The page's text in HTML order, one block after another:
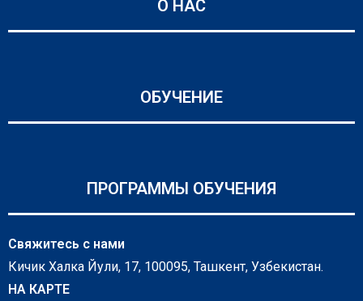
О НАС
ОБУЧЕНИЕ
ПРОГРАММЫ ОБУЧЕНИЯ
Свяжитесь с нами
Кичик Халка Йули, 17, 100095, Ташкент, Узбекистан.
НА КАРТЕ